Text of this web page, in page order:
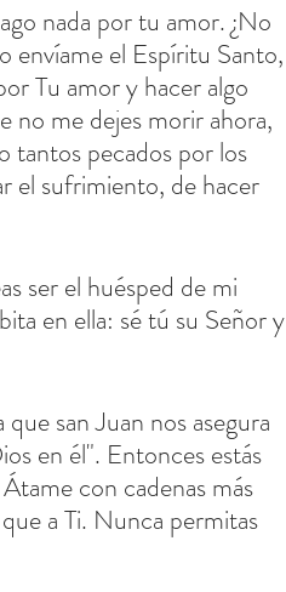
nada por tu amor. ¿No
envíame el Espíritu Santo,
Tu amor y hacer algo
no me dejes morir ahora,
tantos pecados por los
el sufrimiento, de hacer
ser el huésped de mi
en ella: sé tú su Señor y
san Juan nos asegura
en él". Entonces estás
con cadenas más
a Ti. Nunca permitas